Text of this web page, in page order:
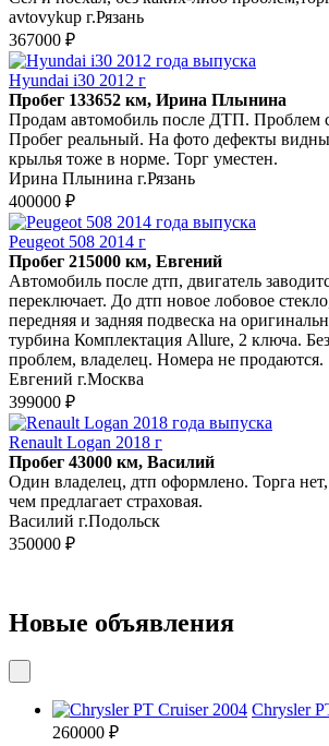
avtovykup г.Рязань
367000 ₽
Hyundai i30 2012 г
Пробег 133652 км, Ирина Плынина
Продам автомобиль после ДТП. Проблем
Пробег реальный. На фото дефекты
крылья тоже в норме. Торг уместен.
Ирина Плынина г.Рязань
400000 ₽
Peugeot 508 2014 г
Пробег 215000 км, Евгений
Автомобиль после дтп, двигатель
переключает. До дтп новое лобовое
передняя и задняя подвеска на
турбина Комплектация Allure, 2 ключа.
проблем, владелец. Номера не продаются.
Евгений г.Москва
399000 ₽
Renault Logan 2018 г
Пробег 43000 км, Василий
Один владелец, дтп оформлено. Торга
чем предлагает страховая.
Василий г.Подольск
350000 ₽
Новые объявления
Chrysler
260000 ₽